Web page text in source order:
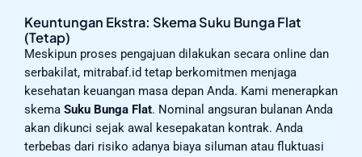
Keuntungan Ekstra: Skema Suku Bunga Flat
(Tetap)
Meskipun proses pengajuan dilakukan secara online dan
serbakilat, mitrabaf.id tetap berkomitmen menjaga
kesehatan keuangan masa depan Anda. Kami menerapkan
skema Suku Bunga Flat. Nominal angsuran bulanan Anda
akan dikunci sejak awal kesepakatan kontrak. Anda
terbebas dari risiko adanya biaya siluman atau fluktuasi